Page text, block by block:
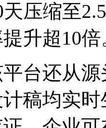
压缩至2.5
提升超10
该平台还
计稿均实